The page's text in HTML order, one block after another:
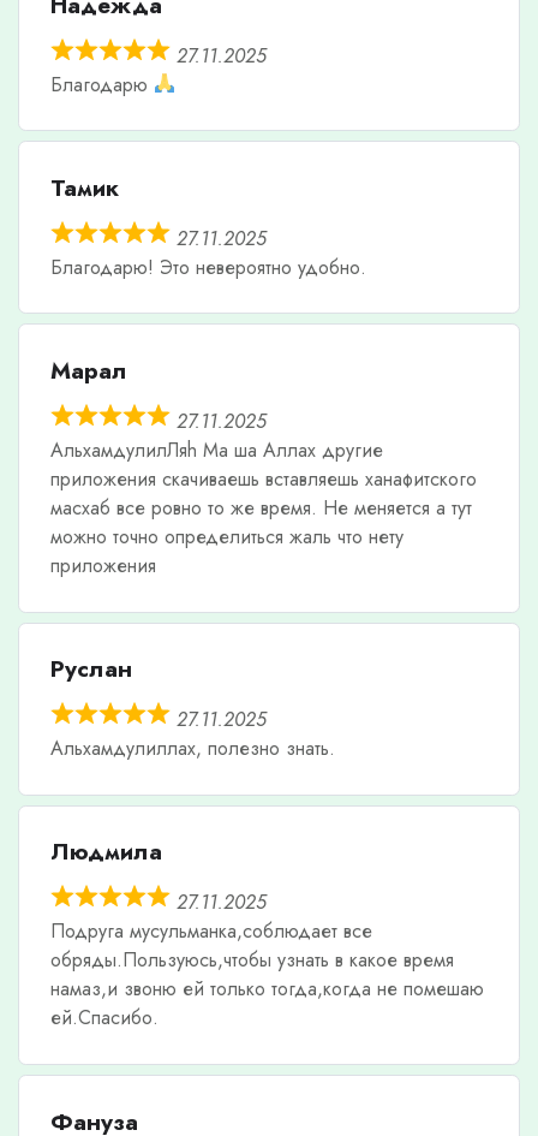
27.11.2025
Благодарю
Тамик
27.11.2025
Благодарю! Это невероятно удобно.
Марал
27.11.2025
АльхамдулилЛяh Ма ша Аллах другие
приложения скачиваешь вставляешь ханафитского
масхаб все ровно то же время. Не меняется а тут
можно точно определиться жаль что нету
приложения
Руслан
27.11.2025
Альхамдулиллах, полезно знать.
Людмила
27.11.2025
Подруга мусульманка,соблюдает все
обряды.Пользуюсь,чтобы узнать в какое время
намаз,и звоню ей только тогда,когда не помешаю
ей.Спасибо.
Фануза